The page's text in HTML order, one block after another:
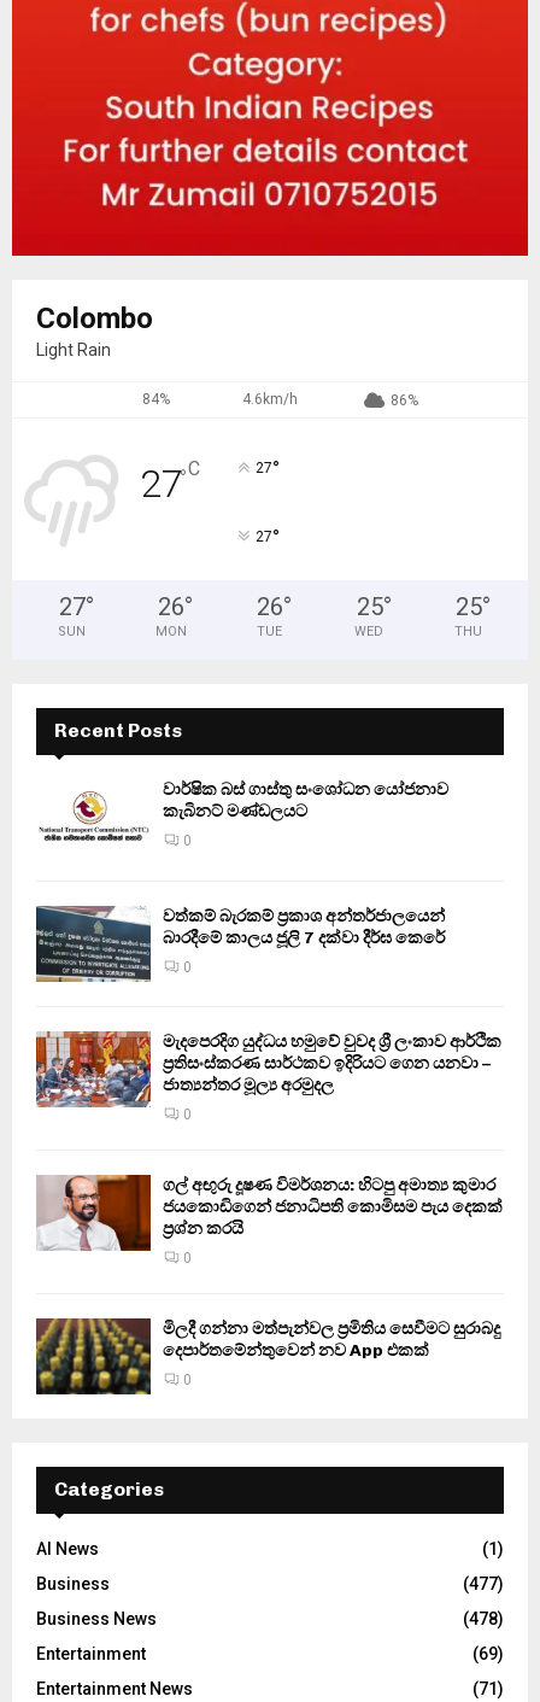
Colombo
Light Rain
84% 4.6km/h 86%
27°C 27°
27°
27°
SUN
26°
MON
26°
TUE
25°
WED
25°
THU
Recent Posts
වාර්ෂික බස් ගාස්තු සංශෝධන යෝජනාව
කැබිනට් මණ්ඩලයට
0
වත්කම් බැරකම් ප්‍රකාශ අන්තර්ජාලයෙන්
බාරදීමේ කාලය ජූලි 7 දක්වා දීර්ඝ කෙරේ
0
මැදපෙරදිග යුද්ධය හමුවේ වුවද ශ්‍රී ලංකාව ආර්ථික
ප්‍රතිසංස්කරණ සාර්ථකව ඉදිරියට ගෙන යනවා –
ජාත්‍යන්තර මූල්‍ය අරමුදල
0
ගල් අඟුරු දූෂණ විමර්ශනය: හිටපු අමාත්‍ය කුමාර
ජයකොඩිගෙන් ජනාධිපති කොමිසම පැය දෙකක්
ප්‍රශ්න කරයි
0
මිලදී ගන්නා මත්පැන්වල ප්‍රමිතිය සෙවීමට සුරාබදු
දෙපාර්තමේන්තුවෙන් නව App එකක්
0
Categories
AI News
(1)
Business
(477)
Business News
(478)
Entertainment
(69)
Entertainment News
(71)